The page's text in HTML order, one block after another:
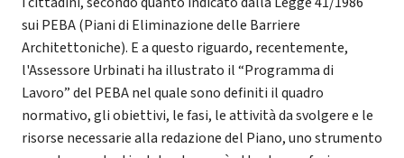
sui PEBA (Piani di Eliminazione delle Barriere
Architettoniche). E a questo riguardo, recentemente,
l'Assessore Urbinati ha illustrato il “Programma di
Lavoro” del PEBA nel quale sono definiti il quadro
normativo, gli obiettivi, le fasi, le attività da svolgere e le
risorse necessarie alla redazione del Piano, uno strumento